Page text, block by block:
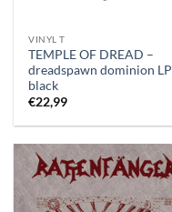
VINYL T
TEMPLE OF DREAD –
dreadspawn dominion LP
black
€22,99